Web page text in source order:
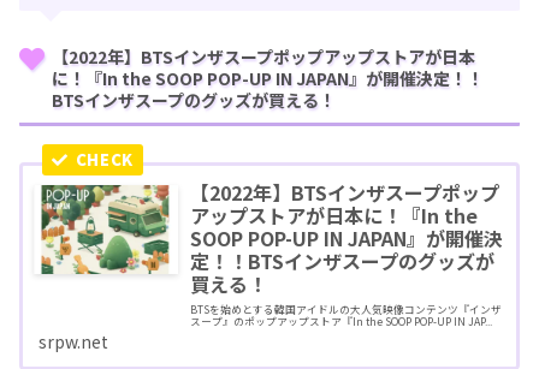
【2022年】BTSインザスープポップアップストアが日本
に！『In the SOOP POP-UP IN JAPAN』が開催決定！！
BTSインザスープのグッズが買える！
【2022年】BTSインザスープポップ
アップストアが日本に！『In the
SOOP POP-UP IN JAPAN』が開催決
定！！BTSインザスープのグッズが
買える！
BTSを始めとする韓国アイドルの大人気映像コンテンツ『インザ
スープ』のポップアップストア『In the SOOP POP-UP IN JAP...
srpw.net